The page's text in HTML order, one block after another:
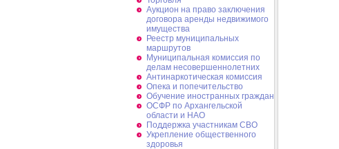
Аукцион на право заключения
договора аренды недвижимого
имущества
Реестр муниципальных
маршрутов
Муниципальная комиссия по
делам несовершеннолетних
Антинаркотическая комиссия
Опека и попечительство
Обучение иностранных граждан
ОСФР по Архангельской
области и НАО
Поддержка участникам СВО
Укрепление общественного
здоровья